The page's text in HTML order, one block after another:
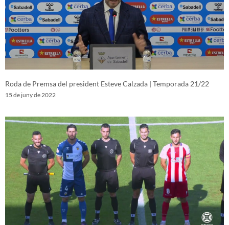
Roda de Premsa del president Esteve Calzada | Temporada 21/22
15 de juny de 2022